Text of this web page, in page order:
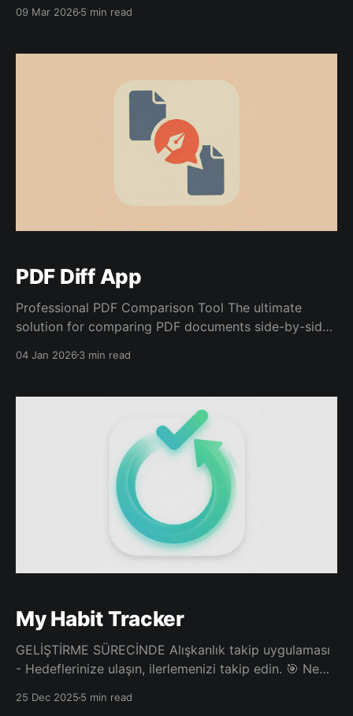
09 Mar 20265 min read
PDF Diff App
Professional PDF Comparison Tool The ultimate
solution for comparing PDF documents side-by-side
macOS, Windows, and Linux. 🎯 Why PDF Diff App?
Whether you're reviewing contracts, analyzing
reports, or tracking document changes, PDF Diff App
04 Jan 20263 min read
My Habit Tracker
GELİŞTİRME SÜRECİNDE Alışkanlık takip uygulaması
- Hedeflerinize ulaşın, ilerlemenizi takip edin. 🎯 Ne
25 Dec 2025 5 min read